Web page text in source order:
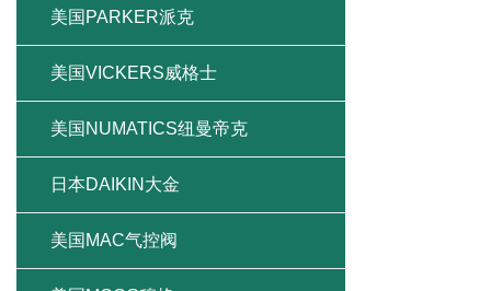
美国PARKER派克
美国VICKERS威格士
美国NUMATICS纽曼帝克
日本DAIKIN大金
美国MAC气控阀